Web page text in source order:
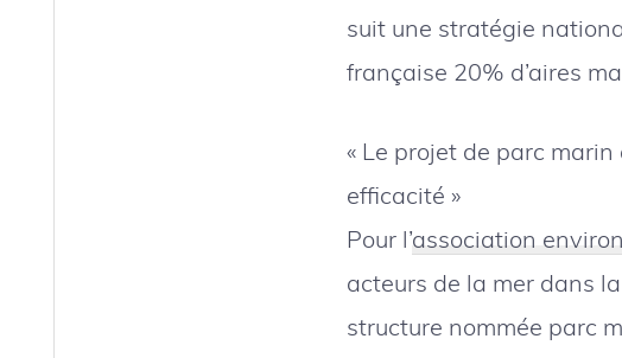
suit une stratégie
française 20% d’aires
« Le projet de parc
efficacité »
Pour l’association
acteurs de la mer dans
structure nommée parc